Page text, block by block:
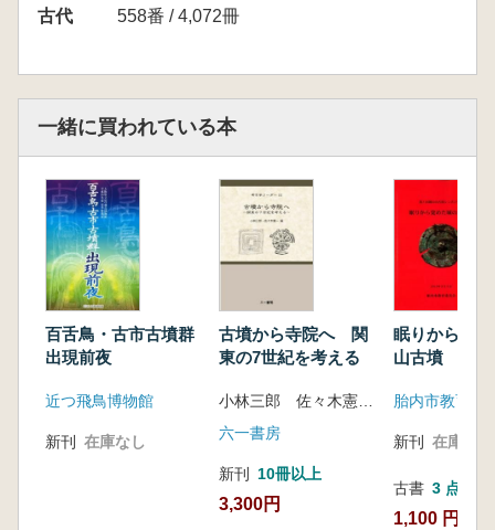
古代
558番 / 4,072冊
一緒に買われている本
百舌鳥・古市古墳群
出現前夜
近つ飛鳥博物館
新刊 在庫なし
古墳から寺院へ 関
東の7世紀を考える
小林三郎 佐々木憲一 編
六一書房
新刊 10冊以上
3,300円
眠りから覚
山古墳
胎内市教育委
新刊 在庫なし
古書 3 点
1,100 円~